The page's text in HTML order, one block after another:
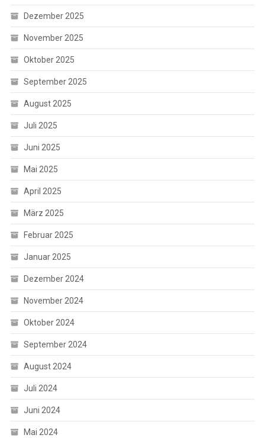
Dezember 2025
November 2025
Oktober 2025
September 2025
August 2025
Juli 2025
Juni 2025
Mai 2025
April 2025
März 2025
Februar 2025
Januar 2025
Dezember 2024
November 2024
Oktober 2024
September 2024
August 2024
Juli 2024
Juni 2024
Mai 2024